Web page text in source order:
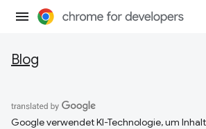
Blog
Google verwendet KI-Technologie, um